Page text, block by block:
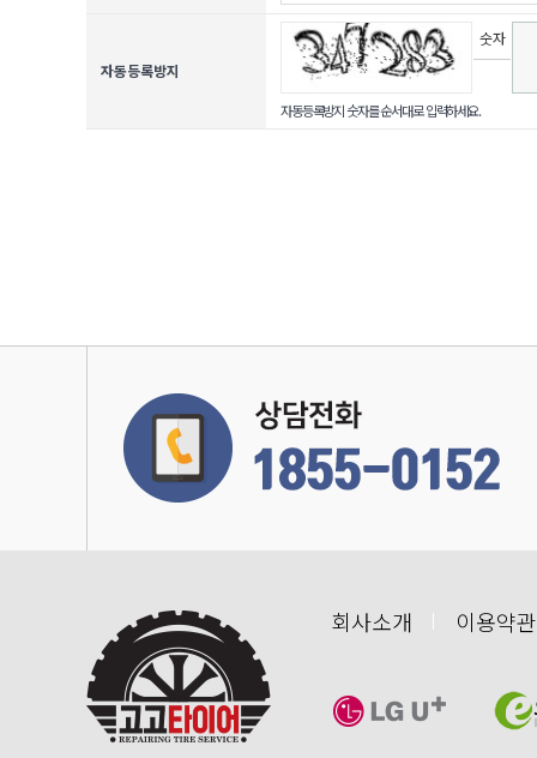
자동등록방지
숫자
자동등록방지 숫자를 순서대로 입력하세요.
회사소개 이용약관